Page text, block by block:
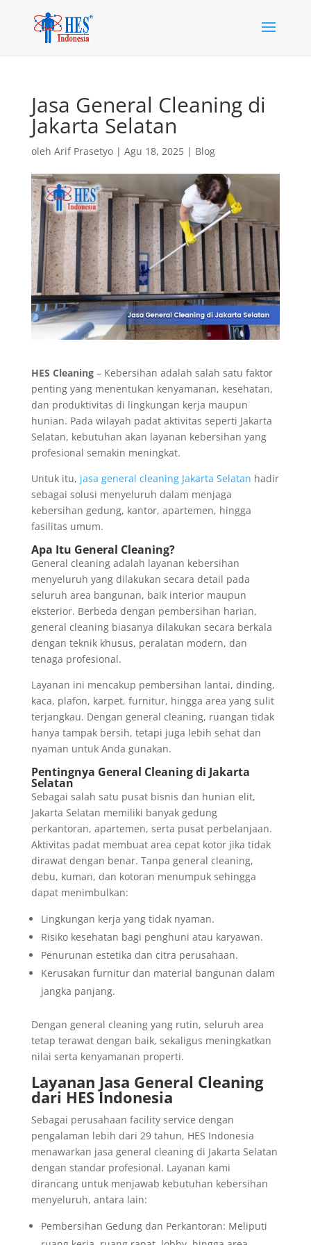
Jasa General Cleaning di
Jakarta Selatan
oleh Arif Prasetyo| Agu 18, 2025| Blog
HES Cleaning– Kebersihan adalah salah satu faktor
penting yang menentukan kenyamanan, kesehatan,
dan produktivitas di lingkungan kerja maupun
hunian. Pada wilayah padat aktivitas seperti Jakarta
Selatan, kebutuhan akan layanan kebersihan yang
profesional semakin meningkat.
Untuk itu, jasa general cleaning Jakarta Selatan hadir
sebagai solusi menyeluruh dalam menjaga
kebersihan gedung, kantor, apartemen, hingga
fasilitas umum.
Apa Itu General Cleaning?
General cleaning adalah layanan kebersihan
menyeluruh yang dilakukan secara detail pada
seluruh area bangunan, baik interior maupun
eksterior. Berbeda dengan pembersihan harian,
general cleaning biasanya dilakukan secara berkala
dengan teknik khusus, peralatan modern, dan
tenaga profesional.
Layanan ini mencakup pembersihan lantai, dinding,
kaca, plafon, karpet, furnitur, hingga area yang sulit
terjangkau. Dengan general cleaning, ruangan tidak
hanya tampak bersih, tetapi juga lebih sehat dan
nyaman untuk Anda gunakan.
Pentingnya General Cleaning di Jakarta
Selatan
Sebagai salah satu pusat bisnis dan hunian elit,
Jakarta Selatan memiliki banyak gedung
perkantoran, apartemen, serta pusat perbelanjaan.
Aktivitas padat membuat area cepat kotor jika tidak
dirawat dengan benar. Tanpa general cleaning,
debu, kuman, dan kotoran menumpuk sehingga
dapat menimbulkan:
Lingkungan kerja yang tidak nyaman.
Risiko kesehatan bagi penghuni atau karyawan.
Penurunan estetika dan citra perusahaan.
Kerusakan furnitur dan material bangunan dalam
jangka panjang.
Dengan general cleaning yang rutin, seluruh area
tetap terawat dengan baik, sekaligus meningkatkan
nilai serta kenyamanan properti.
Layanan Jasa General Cleaning
dari HES Indonesia
Sebagai perusahaan facility service dengan
pengalaman lebih dari 29 tahun, HES Indonesia
menawarkan jasa general cleaning di Jakarta Selatan
dengan standar profesional. Layanan kami
dirancang untuk menjawab kebutuhan kebersihan
menyeluruh, antara lain:
Pembersihan Gedung dan Perkantoran: Meliputi